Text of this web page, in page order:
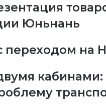
Юньнань
переходом на
кабинами: